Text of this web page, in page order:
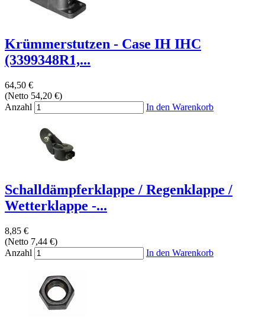
Krümmerstutzen - Case IH IHC
(3399348R1,...
64,50 €
(Netto 54,20 €)
Anzahl
In den Warenkorb
Schalldämpferklappe / Regenklappe /
Wetterklappe -...
8,85 €
(Netto 7,44 €)
Anzahl
In den Warenkorb